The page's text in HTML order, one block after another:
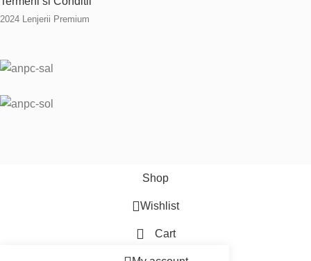
2024 Lenjerii Premium
Shop
Wishlist
Cart